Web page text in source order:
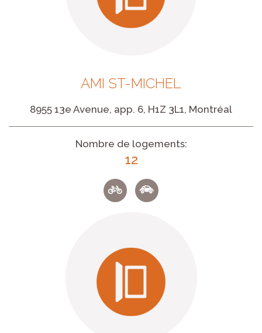
AMI ST-MICHEL
8955 13e Avenue, app. 6, H1Z 3L1, Montréal
Nombre de logements:
12